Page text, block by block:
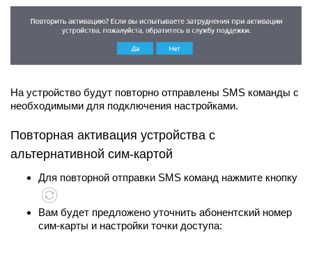
На устройство будут повторно отправлены SMS команды с
необходимыми для подключения настройками.
Повторная активация устройства с
альтернативной сим-картой
Для повторной отправки SMS команд нажмите кнопку
Вам будет предложено уточнить абонентский номер
сим-карты и настройки точки доступа: